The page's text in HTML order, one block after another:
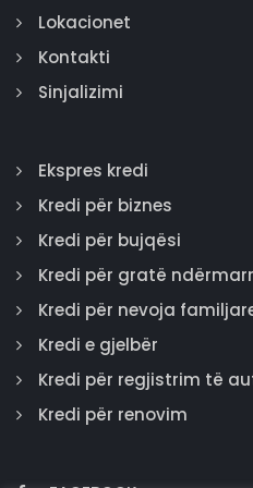
Lokacionet
Kontakti
Sinjalizimi
Ekspres kredi
Kredi për biznes
Kredi për bujqësi
Kredi për gratë
Kredi për nevoja
Kredi e gjelbër
Kredi për regjistrim të
Kredi për renovim